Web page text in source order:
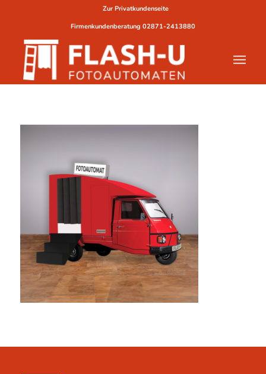
Zur Privatkundenseite
Firmenkundenberatung 02871-2413880